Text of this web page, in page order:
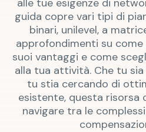
alle tue esigenze di
guida copre vari tipi di
binari, unilevel, a
approfondimenti su come
suoi vantaggi e come
alla tua attività. Che tu
tu stia cercando di
esistente, questa risorsa
navigare tra le